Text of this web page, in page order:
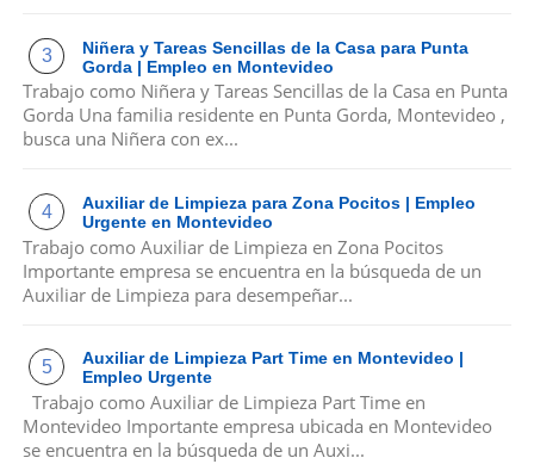
Niñera y Tareas Sencillas de la Casa para Punta
Gorda | Empleo en Montevideo
Trabajo como Niñera y Tareas Sencillas de la Casa en Punta
Gorda Una familia residente en Punta Gorda, Montevideo ,
busca una Niñera con ex...
Auxiliar de Limpieza para Zona Pocitos | Empleo
Urgente en Montevideo
Trabajo como Auxiliar de Limpieza en Zona Pocitos
Importante empresa se encuentra en la búsqueda de un
Auxiliar de Limpieza para desempeñar...
Auxiliar de Limpieza Part Time en Montevideo |
Empleo Urgente
Trabajo como Auxiliar de Limpieza Part Time en
Montevideo Importante empresa ubicada en Montevideo
se encuentra en la búsqueda de un Auxi...